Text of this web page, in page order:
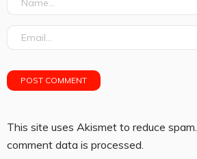
This site uses Akismet to reduce spam.
comment data is processed.